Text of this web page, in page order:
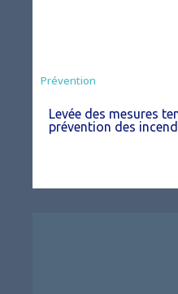
Préfecture
Prévention
Levée des mesures
prévention des